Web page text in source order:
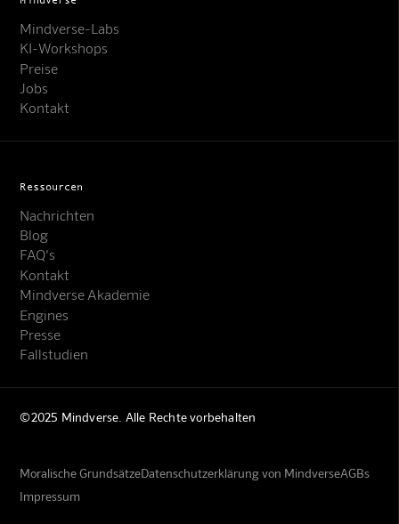
Mindverse-Labs
KI-Workshops
Preise
Jobs
Kontakt
Ressourcen
Nachrichten
Blog
FAQ's
Kontakt
Mindverse Akademie
Engines
Presse
Fallstudien
©2025 Mindverse. Alle Rechte vorbehalten
Moralische GrundsätzeDatenschutzerklärung von MindverseAGBs
Impressum